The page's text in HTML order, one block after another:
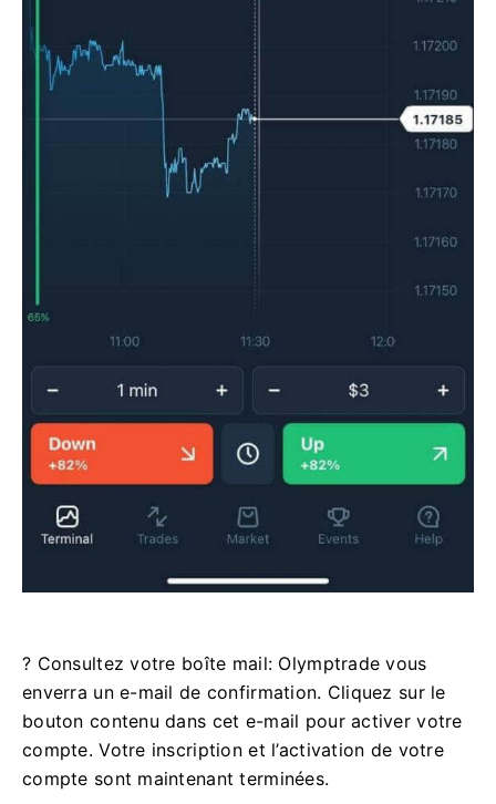
? Consultez votre boîte mail: Olymptrade vous
enverra un e-mail de confirmation. Cliquez sur le
bouton contenu dans cet e-mail pour activer votre
compte. Votre inscription et l’activation de votre
compte sont maintenant terminées.